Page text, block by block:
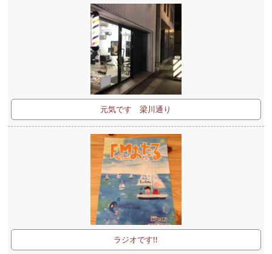
元気です 梁川通り
ラジオです!!